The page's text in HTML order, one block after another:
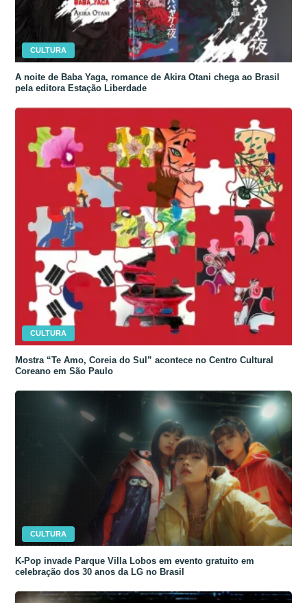
CULTURA
A noite de Baba Yaga, romance de Akira Otani chega ao Brasil
pela editora Estação Liberdade
CULTURA
Mostra “Te Amo, Coreia do Sul” acontece no Centro Cultural
Coreano em São Paulo
CULTURA
K-Pop invade Parque Villa Lobos em evento gratuito em
celebração dos 30 anos da LG no Brasil